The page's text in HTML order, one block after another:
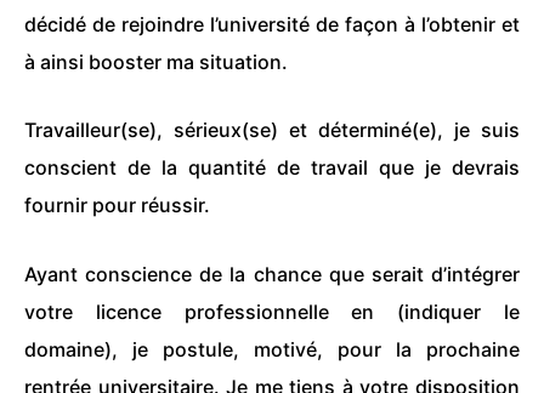
décidé de rejoindre l’université de façon à l’obtenir et
à ainsi booster ma situation.
Travailleur(se), sérieux(se) et déterminé(e), je suis
conscient de la quantité de travail que je devrais
fournir pour réussir.
Ayant conscience de la chance que serait d’intégrer
votre licence professionnelle en (indiquer le
domaine), je postule, motivé, pour la prochaine
rentrée universitaire. Je me tiens à votre disposition